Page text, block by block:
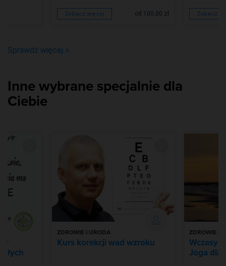
Zobacz więcej od 100,00 zł Zobacz
Sprawdź więcej
Inne wybrane specjalnie dla
Ciebie
ZDROWIE I URODA
Kurs korekcji wad wzroku
ZDROWIE I
Wczasy
Joga dla